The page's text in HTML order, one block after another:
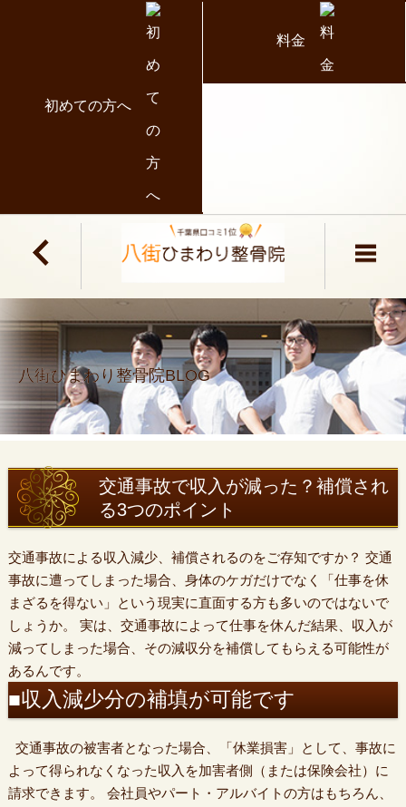
初めての方へ
料金
八街ひまわり整骨院BLOG
交通事故で収入が減った？補償され
る3つのポイント
交通事故による収入減少、補償されるのをご存知ですか？ 交通
事故に遭ってしまった場合、身体のケガだけでなく「仕事を休
まざるを得ない」という現実に直面する方も多いのではないで
しょうか。 実は、交通事故によって仕事を休んだ結果、収入が
減ってしまった場合、その減収分を補償してもらえる可能性が
あるんです。
■収入減少分の補填が可能です
交通事故の被害者となった場合、「休業損害」として、事故に
よって得られなくなった収入を加害者側（または保険会社）に
請求できます。 会社員やパート・アルバイトの方はもちろん、